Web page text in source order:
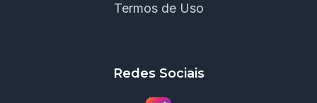
Termos de Uso
Redes Sociais